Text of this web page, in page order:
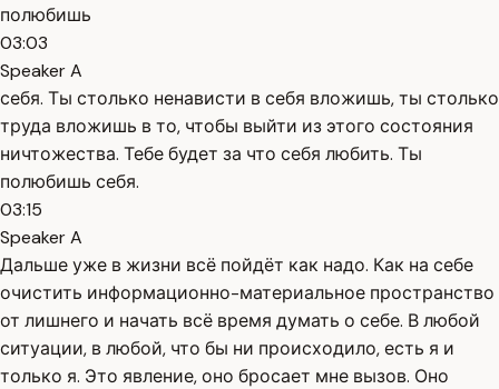
полюбишь
03:03
Speaker A
себя. Ты столько ненависти в себя вложишь, ты столько
труда вложишь в то, чтобы выйти из этого состояния
ничтожества. Тебе будет за что себя любить. Ты
полюбишь себя.
03:15
Speaker A
Дальше уже в жизни всё пойдёт как надо. Как на себе
очистить информационно-материальное пространство
от лишнего и начать всё время думать о себе. В любой
ситуации, в любой, что бы ни происходило, есть я и
только я. Это явление, оно бросает мне вызов. Оно